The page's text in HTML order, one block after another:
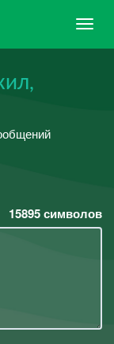
15895символов